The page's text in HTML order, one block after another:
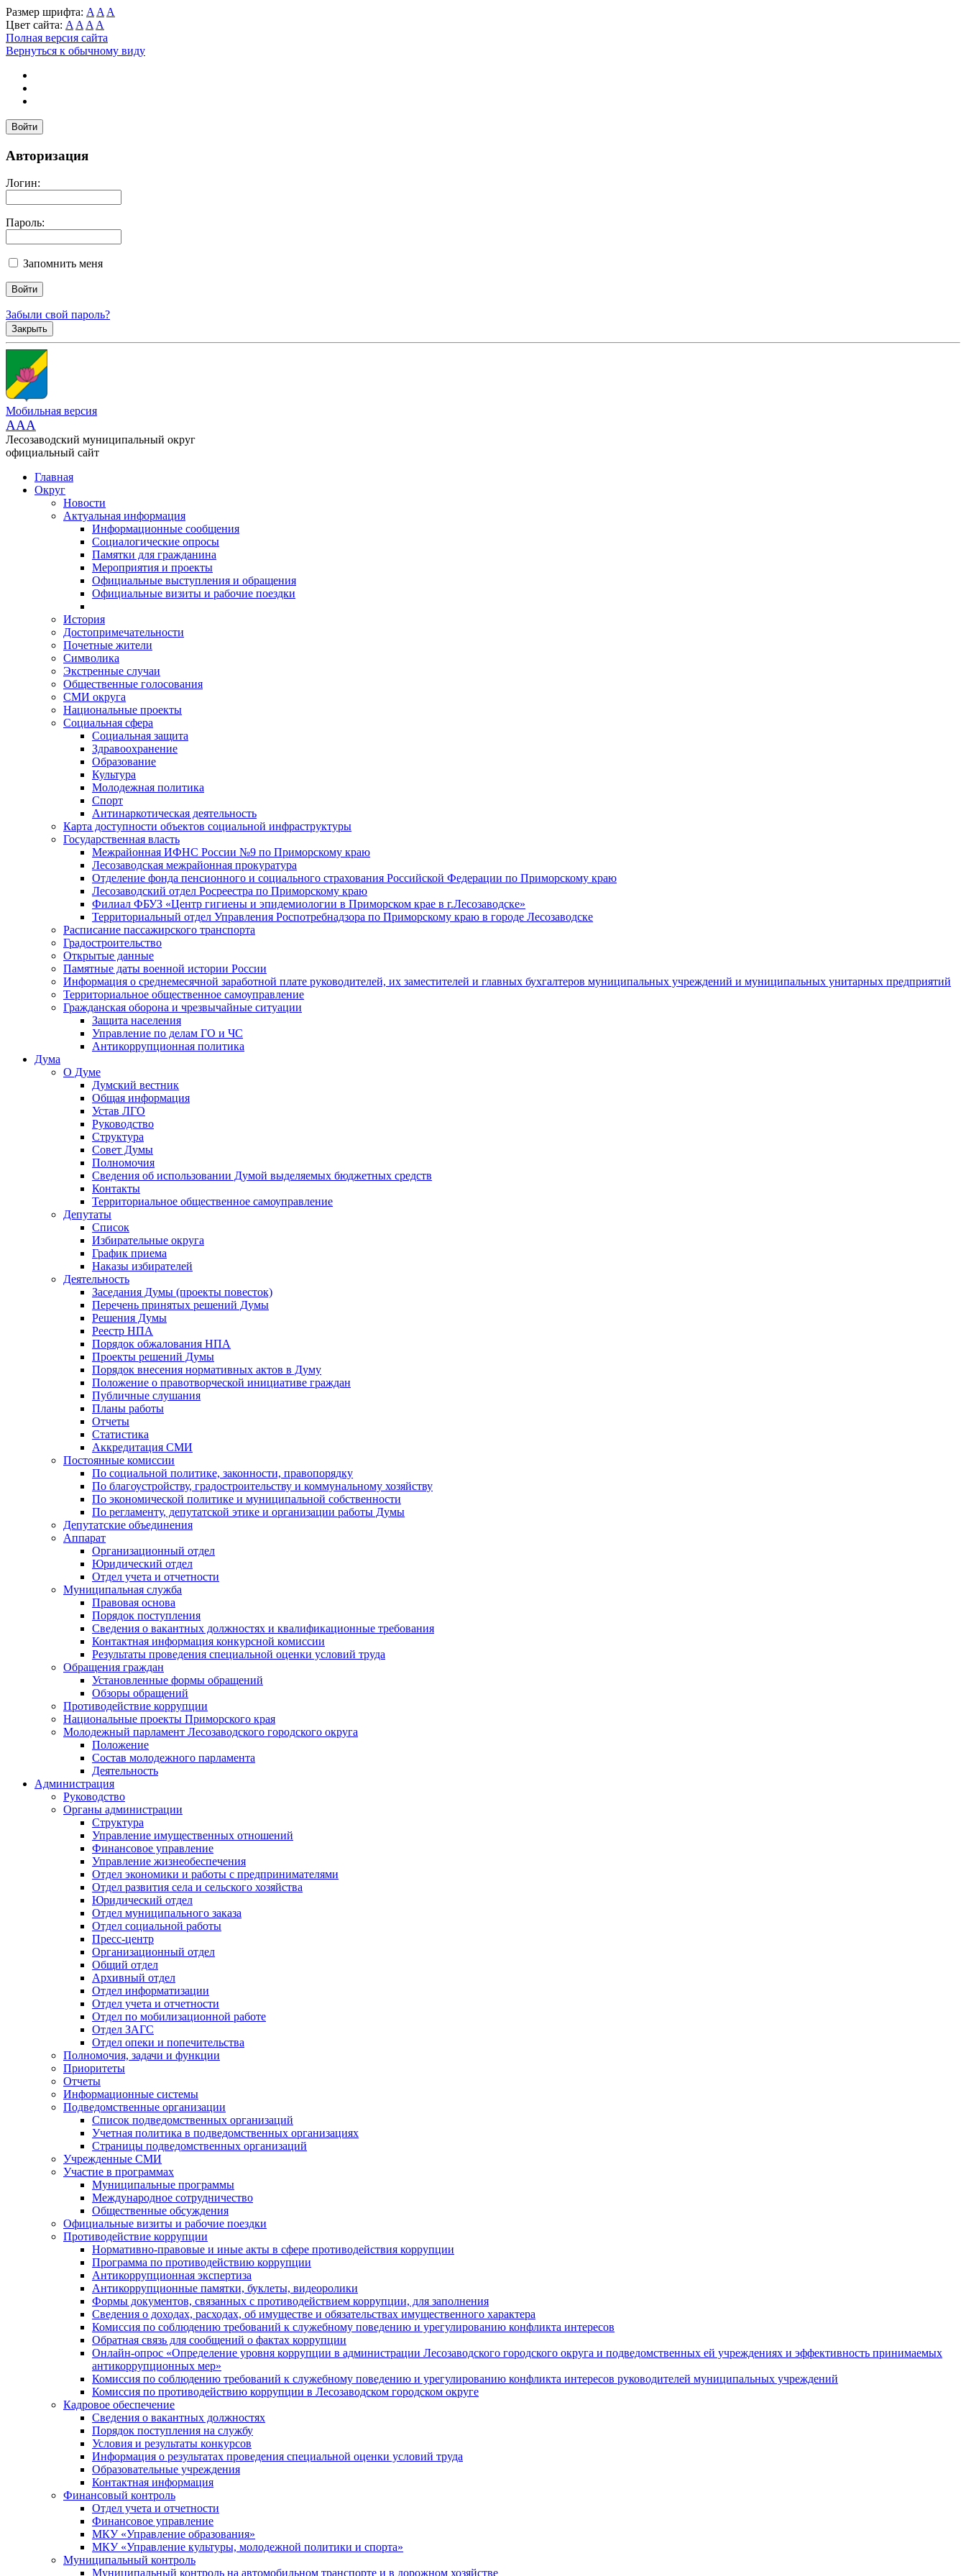
Размер шрифта: A A A
Цвет сайта: A A A A
Полная версия сайта
Вернуться к обычному виду
Войти
Авторизация
Логин:
Пароль:
Запомнить меня
Забыли свой пароль?
Закрыть
Мобильная версия
AAA
Лесозаводский муниципальный округ
официальный сайт
Главная
Округ
Новости
Актуальная информация
Информационные сообщения
Социалогические опросы
Памятки для гражданина
Мероприятия и проекты
Официальные выступления и обращения
Официальные визиты и рабочие поездки
История
Достопримечательности
Почетные жители
Символика
Экстренные случаи
Общественные голосования
СМИ округа
Национальные проекты
Социальная сфера
Социальная защита
Здравоохранение
Образование
Культура
Молодежная политика
Спорт
Антинаркотическая деятельность
Карта доступности объектов социальной инфраструктуры
Государственная власть
Межрайонная ИФНС России №9 по Приморскому краю
Лесозаводская межрайонная прокуратура
Отделение фонда пенсионного и социального страхования Российской Федерации по Приморскому краю
Лесозаводский отдел Росреестра по Приморскому краю
Филиал ФБУЗ «Центр гигиены и эпидемиологии в Приморском крае в г.Лесозаводске»
Территориальный отдел Управления Роспотребнадзора по Приморскому краю в городе Лесозаводске
Расписание пассажирского транспорта
Градостроительство
Открытые данные
Памятные даты военной истории России
Информация о среднемесячной заработной плате руководителей, их заместителей и главных бухгалтеров муниципальных учреждений и муниципальных унитарных предприятий
Территориальное общественное самоуправление
Гражданская оборона и чрезвычайные ситуации
Защита населения
Управление по делам ГО и ЧС
Антикоррупционная политика
Дума
О Думе
Думский вестник
Общая информация
Устав ЛГО
Руководство
Структура
Совет Думы
Полномочия
Сведения об использовании Думой выделяемых бюджетных средств
Контакты
Территориальное общественное самоуправление
Депутаты
Список
Избирательные округа
График приема
Наказы избирателей
Деятельность
Заседания Думы (проекты повесток)
Перечень принятых решений Думы
Решения Думы
Реестр НПА
Порядок обжалования НПА
Проекты решений Думы
Порядок внесения нормативных актов в Думу
Положение о правотворческой инициативе граждан
Публичные слушания
Планы работы
Отчеты
Статистика
Аккредитация СМИ
Постоянные комиссии
По социальной политике, законности, правопорядку
По благоустройству, градостроительству и коммунальному хозяйству
По экономической политике и муниципальной собственности
По регламенту, депутатской этике и организации работы Думы
Депутатские объединения
Аппарат
Организационный отдел
Юридический отдел
Отдел учета и отчетности
Муниципальная служба
Правовая основа
Порядок поступления
Сведения о вакантных должностях и квалификационные требования
Контактная информация конкурсной комиссии
Результаты проведения специальной оценки условий труда
Обращения граждан
Установленные формы обращений
Обзоры обращений
Противодействие коррупции
Национальные проекты Приморского края
Молодежный парламент Лесозаводского городского округа
Положение
Состав молодежного парламента
Деятельность
Администрация
Руководство
Органы администрации
Структура
Управление имущественных отношений
Финансовое управление
Управление жизнеобеспечения
Отдел экономики и работы с предпринимателями
Отдел развития села и сельского хозяйства
Юридический отдел
Отдел муниципального заказа
Отдел социальной работы
Пресс-центр
Организационный отдел
Общий отдел
Архивный отдел
Отдел информатизации
Отдел учета и отчетности
Отдел по мобилизационной работе
Отдел ЗАГС
Отдел опеки и попечительства
Полномочия, задачи и функции
Приоритеты
Отчеты
Информационные системы
Подведомственные организации
Список подведомственных организаций
Учетная политика в подведомственных организациях
Страницы подведомственных организаций
Учрежденные СМИ
Участие в программах
Муниципальные программы
Международное сотрудничество
Общественные обсуждения
Официальные визиты и рабочие поездки
Противодействие коррупции
Нормативно-правовые и иные акты в сфере противодействия коррупции
Программа по противодействию коррупции
Антикоррупционная экспертиза
Антикоррупционные памятки, буклеты, видеоролики
Формы документов, связанных с противодействием коррупции, для заполнения
Сведения о доходах, расходах, об имуществе и обязательствах имущественного характера
Комиссия по соблюдению требований к служебному поведению и урегулированию конфликта интересов
Обратная связь для сообщений о фактах коррупции
Онлайн-опрос «Определение уровня коррупции в администрации Лесозаводского городского округа и подведомственных ей учреждениях и эффективность принимаемых
антикоррупционных мер»
Комиссия по соблюдению требований к служебному поведению и урегулированию конфликта интересов руководителей муниципальных учреждений
Комиссия по противодействию коррупции в Лесозаводском городском округе
Кадровое обеспечение
Сведения о вакантных должностях
Порядок поступления на службу
Условия и результаты конкурсов
Информация о результатах проведения специальной оценки условий труда
Образовательные учреждения
Контактная информация
Финансовый контроль
Отдел учета и отчетности
Финансовое управление
МКУ «Управление образования»
МКУ «Управление культуры, молодежной политики и спорта»
Муниципальный контроль
Муниципальный контроль на автомобильном транспорте и в дорожном хозяйстве